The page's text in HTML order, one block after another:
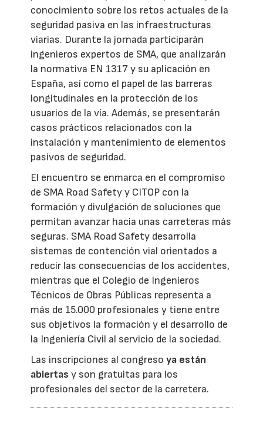
conocimiento sobre los retos actuales de la
seguridad pasiva en las infraestructuras
viarias. Durante la jornada participarán
ingenieros expertos de SMA, que analizarán
la normativa EN 1317 y su aplicación en
España, así como el papel de las barreras
longitudinales en la protección de los
usuarios de la vía. Además, se presentarán
casos prácticos relacionados con la
instalación y mantenimiento de elementos
pasivos de seguridad.
El encuentro se enmarca en el compromiso
de SMA Road Safety y CITOP con la
formación y divulgación de soluciones que
permitan avanzar hacia unas carreteras más
seguras. SMA Road Safety desarrolla
sistemas de contención vial orientados a
reducir las consecuencias de los accidentes,
mientras que el Colegio de Ingenieros
Técnicos de Obras Públicas representa a
más de 15.000 profesionales y tiene entre
sus objetivos la formación y el desarrollo de
la Ingeniería Civil al servicio de la sociedad.
Las inscripciones al congresoya están
abiertas y son gratuitas para los
profesionales del sector de la carretera.